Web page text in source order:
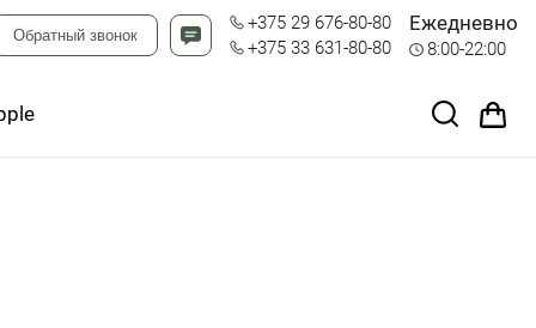
Обратный звонок
+375 29 676-80-80
+375 33 631-80-80
Ежедневно
8:00-22:00